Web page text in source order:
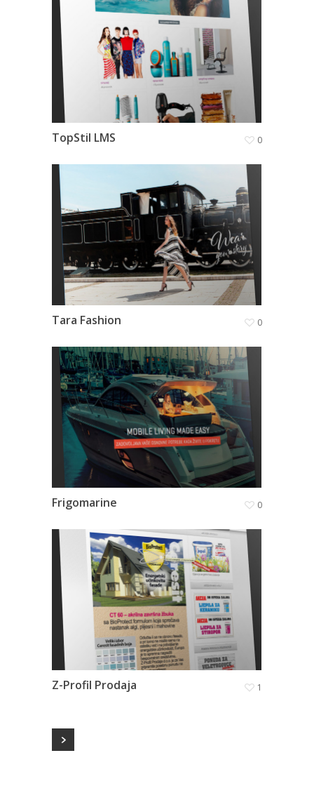
TopStil LMS 0
Tara Fashion 0
Frigomarine 0
Z-Profil Prodaja 1